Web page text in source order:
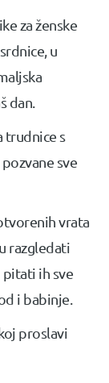
za ženske
u
dan.
trudnice s
sve
vrata
razgledati
ih sve
i babinje.
proslavi